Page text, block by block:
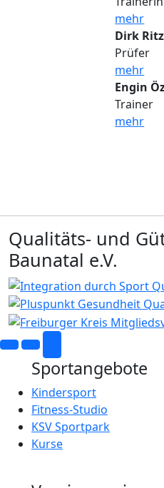
mehr
Dirk
Prüfer
mehr
Engin
Trainer
mehr
Qualitäts- und
Baunatal e.V.
Sportangebote
Kindersport
Fitness-Studio
KSV Sportpark
Kurse